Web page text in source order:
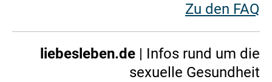
Zu den FAQ
liebesleben.de | Infos rund um die
sexuelle Gesundheit